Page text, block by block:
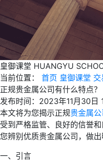
皇御课堂 HUANGYU
当前位置：
首页 皇御课堂
正规贵金属公司有什么特点？
发布时间：2023年11月30日
本文将为您揭示正规贵金属公
受到严格监管、良好的信誉
您辨别优质贵金属公司，做出
一、引言